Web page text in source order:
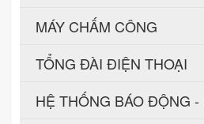
MÁY CHẤM CÔNG
TỔNG ĐÀI ĐIỆN THOẠI
HỆ THỐNG BÁO ĐỘNG -